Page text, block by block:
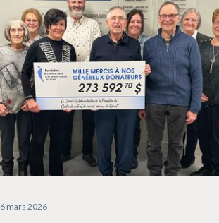
6 mars 2026